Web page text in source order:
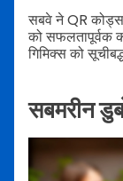
सबवे ने QR कोड्स
को सफलतापूर्वक
गिमिक्स को
सबमरीन